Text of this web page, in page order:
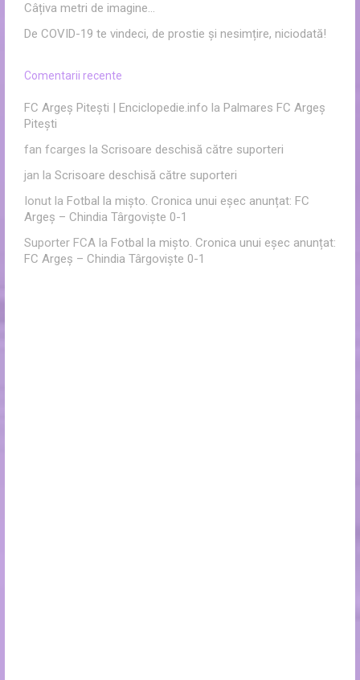
Câțiva metri de imagine…
De COVID-19 te vindeci, de prostie și nesimțire, niciodată!
Comentarii recente
FC Argeș Pitești | Enciclopedie.info la Palmares FC Argeș
Pitești
fan fcarges la Scrisoare deschisă către suporteri
jan la Scrisoare deschisă către suporteri
Ionutla Fotbal la mișto. Cronica unui eșec anunțat: FC
Argeș – Chindia Târgoviște 0-1
Suporter FCAla Fotbal la mișto. Cronica unui eșec anunțat:
FC Argeș – Chindia Târgoviște 0-1